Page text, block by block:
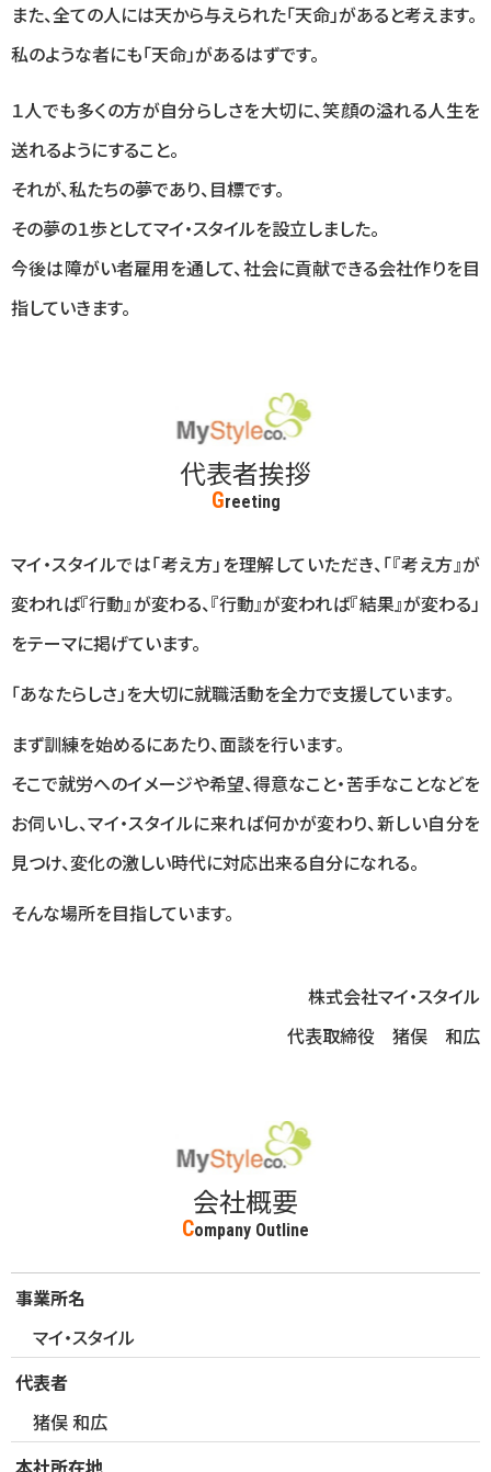
また、全ての人には天から与えられた「天命」があると考えます。
私のような者にも「天命」があるはずです。
１人でも多くの方が自分らしさを大切に、笑顔の溢れる人生を
送れるようにすること。
それが、私たちの夢であり、目標です。
その夢の１歩としてマイ・スタイルを設立しました。
今後は障がい者雇用を通して、社会に貢献できる会社作りを目
指していきます。
代表者挨拶
Greeting
マイ・スタイルでは「考え方」を理解していただき、「『考え方』が
変われば『行動』が変わる、『行動』が変われば『結果』が変わる」
をテーマに掲げています。
「あなたらしさ」を大切に就職活動を全力で支援しています。
まず訓練を始めるにあたり、面談を行います。
そこで就労へのイメージや希望、得意なこと・苦手なことなどを
お伺いし、マイ・スタイルに来れば何かが変わり、新しい自分を
見つけ、変化の激しい時代に対応出来る自分になれる。
そんな場所を目指しています。
株式会社マイ・スタイル
代表取締役 猪俣 和広
会社概要
Company Outline
事業所名
マイ・スタイル
代表者
猪俣 和広